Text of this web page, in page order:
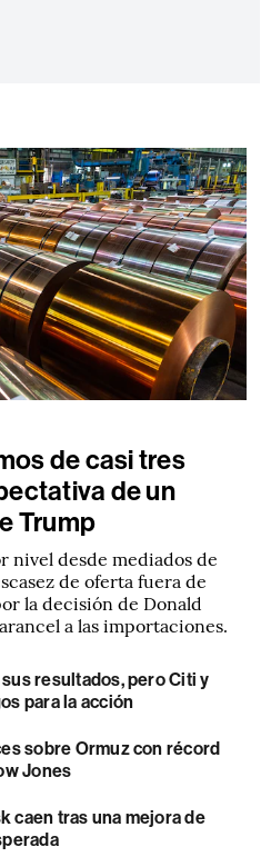
de casi tres
de un
Trump
nivel desde mediados de
de oferta fuera de
la decisión de Donald
a las importaciones.
resultados, pero Citi y
para la acción
sobre Ormuz con récord
Jones
caen tras una mejora de